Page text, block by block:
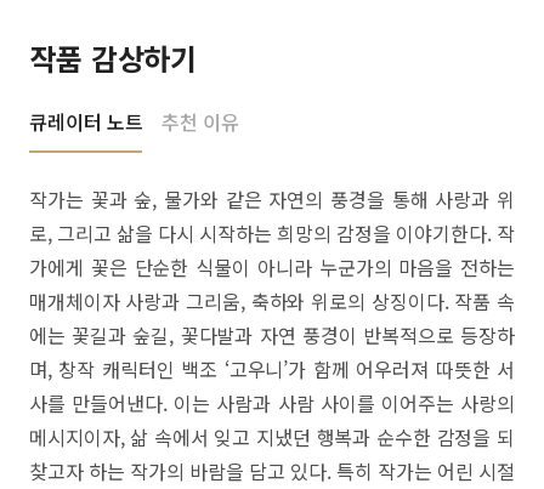
작품 감상하기
큐레이터 노트 추천 이유
작가는 꽃과 숲, 물가와 같은 자연의 풍경을 통해 사랑과 위
로, 그리고 삶을 다시 시작하는 희망의 감정을 이야기한다. 작
가에게 꽃은 단순한 식물이 아니라 누군가의 마음을 전하는
매개체이자 사랑과 그리움, 축하와 위로의 상징이다. 작품 속
에는 꽃길과 숲길, 꽃다발과 자연 풍경이 반복적으로 등장하
며, 창작 캐릭터인 백조 ‘고우니’가 함께 어우러져 따뜻한 서
사를 만들어낸다. 이는 사람과 사람 사이를 이어주는 사랑의
메시지이자, 삶 속에서 잊고 지냈던 행복과 순수한 감정을 되
찾고자 하는 작가의 바람을 담고 있다. 특히 작가는 어린 시절